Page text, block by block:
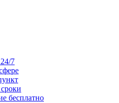
7
бесплатно